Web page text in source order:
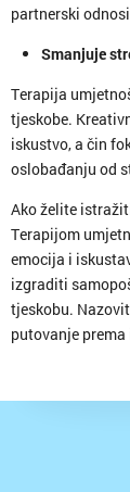
partnerski
Smanjuje
Terapija
tjeskobe.
iskustvo, a čin
oslobađanju od
Ako želite
Terapijom
emocija i
izgraditi
tjeskobu.
putovanje